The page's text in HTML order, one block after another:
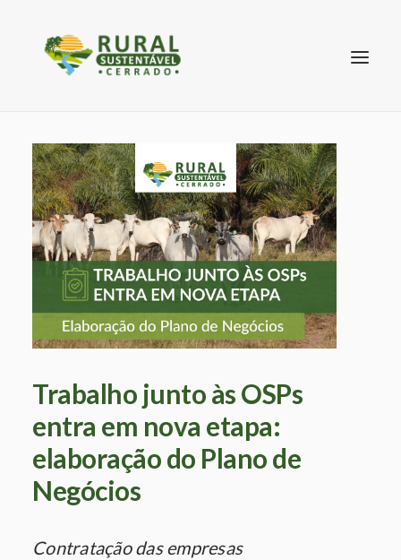
SEARCH
Trabalho junto às OSPs
entra em nova etapa:
elaboração do Plano de
Negócios
Contratação das empresas